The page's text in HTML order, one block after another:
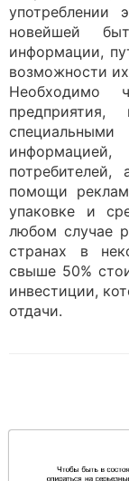
употреблении
новейшей
информации,
возможности
Необходимо
помощи
упаковке и
любом случае
странах в
свыше 50%
инвестиции,
отдачи.